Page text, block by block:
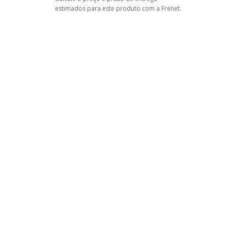
estimados para este produto com a Frenet.